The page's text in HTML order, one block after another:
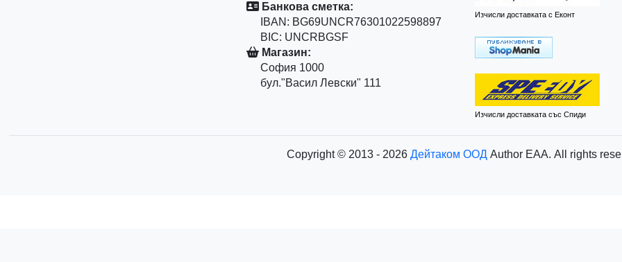
Банкова сметка:
IBAN: BG69UNCR76301022598897
BIC: UNCRBGSF
Магазин:
София 1000
бул."Васил Левски" 111
Изчисли доставката с Еконт
Изчисли доставката със Спиди
Copyright © 2013 - 2026Дейтаком ООД Author EAA. All rights